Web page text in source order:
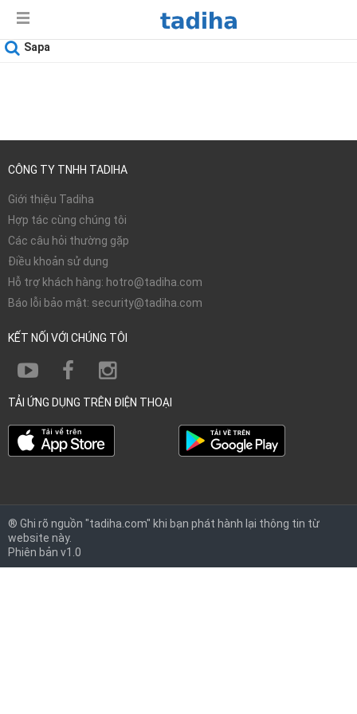
Sapa
CÔNG TY TNHH TADIHA
Giới thiệu Tadiha
Hợp tác cùng chúng tôi
Các câu hỏi thường gặp
Điều khoản sử dụng
Hỗ trợ khách hàng: hotro@tadiha.com
Báo lỗi bảo mật: security@tadiha.com
KẾT NỐI VỚI CHÚNG TÔI
TẢI ỨNG DỤNG TRÊN ĐIỆN THOẠI
® Ghi rõ nguồn "tadiha.com" khi bạn phát hành lại thông tin từ
website này.
Phiên bản v1.0